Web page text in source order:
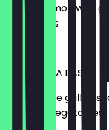
Grilled salmon with
vegetables
£ 17,95
GRILLED SEA BASS
Fresh whole grilled
seasonal vegetables